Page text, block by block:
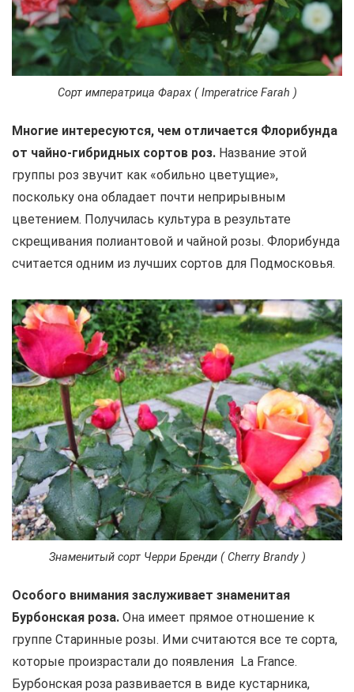
Сорт императрица Фарах ( Imperatrice Farah )
Многие интересуются, чем отличается Флорибунда
от чайно-гибридных сортов роз. Название этой
группы роз звучит как «обильно цветущие»,
поскольку она обладает почти неприрывным
цветением. Получилась культура в результате
скрещивания полиантовой и чайной розы. Флорибунда
считается одним из лучших сортов для Подмосковья.
Знаменитый сорт Черри Бренди ( Cherry Brandy )
Особого внимания заслуживает знаменитая
Бурбонская роза. Она имеет прямое отношение к
группе Старинные розы. Ими считаются все те сорта,
которые произрастали до появления La France.
Бурбонская роза развивается в виде кустарника,